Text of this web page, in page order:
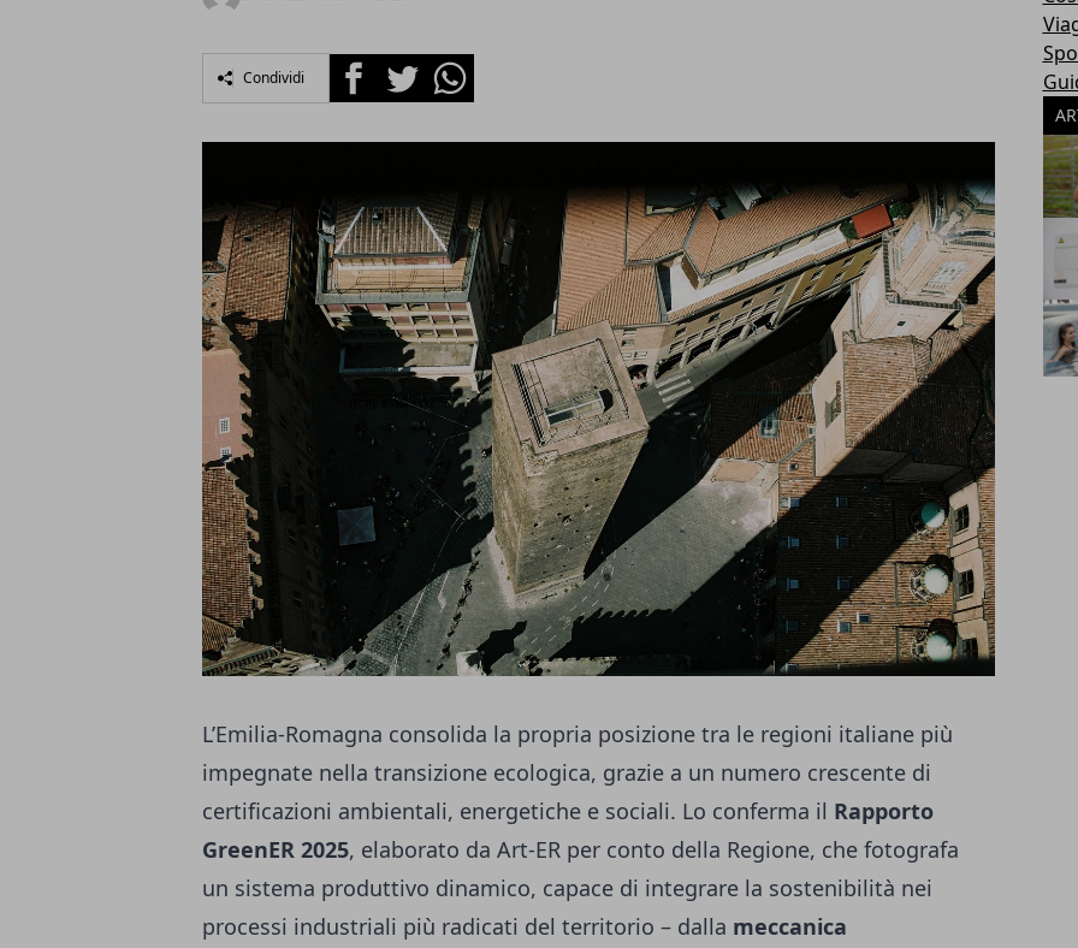
Condividi FacebookTwitterWhatsapp
L’Emilia-Romagna consolida la propria posizione tra le regioni italiane più
impegnate nella transizione ecologica, grazie a un numero crescente di
certificazioni ambientali, energetiche e sociali. Lo conferma il Rapporto
GreenER 2025, elaborato da Art-ER per conto della Regione, che fotografa
un sistema produttivo dinamico, capace di integrare la sostenibilità nei
processi industriali più radicati del territorio – dalla meccanica